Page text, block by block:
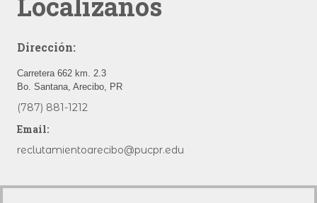
Dirección:
Carretera 662 km. 2.3
Bo. Santana, Arecibo, PR
(787) 881-1212
Email:
reclutamientoarecibo@pucpr.edu